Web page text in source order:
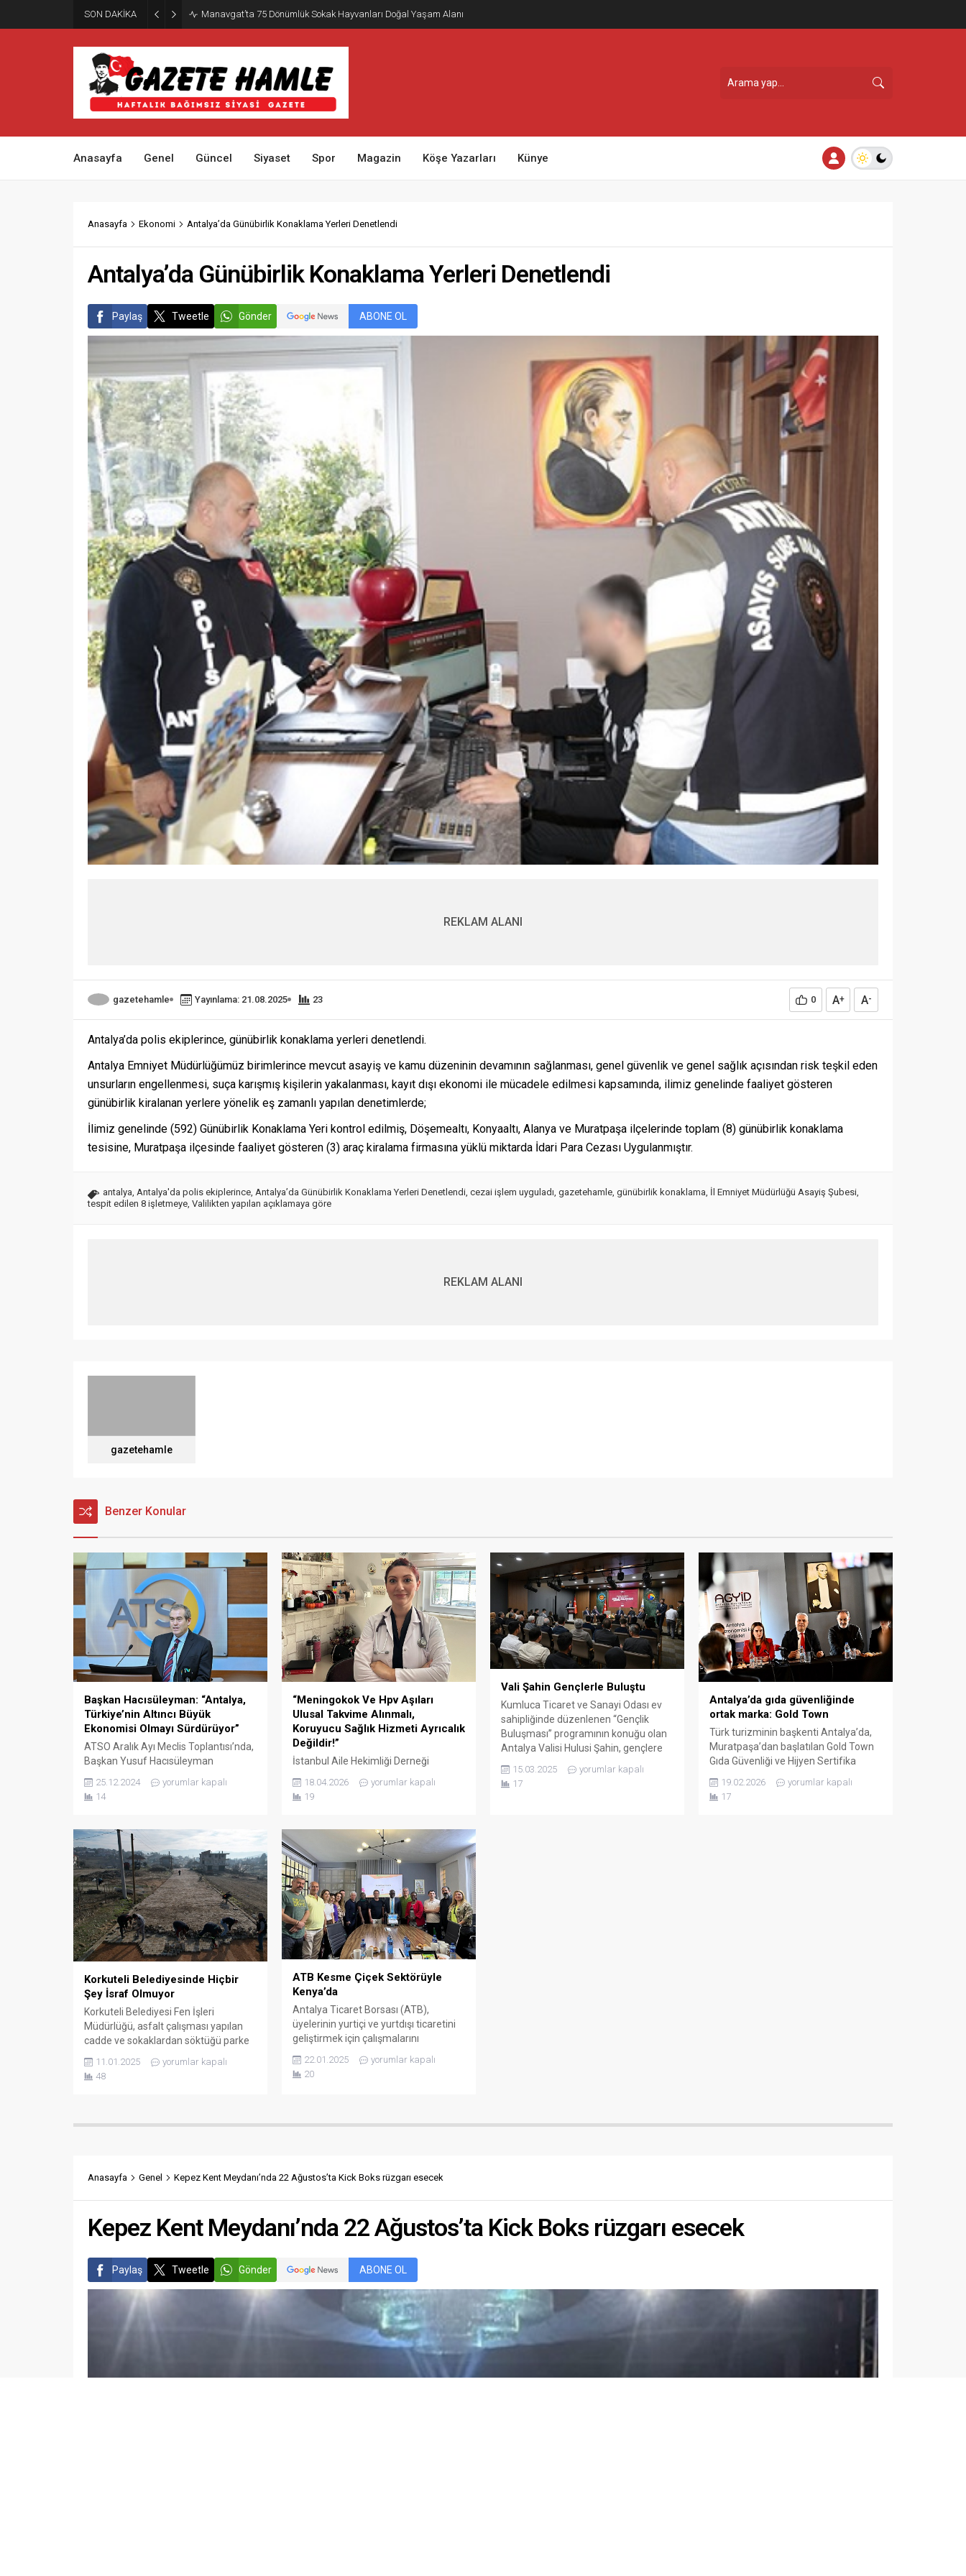
SON DAKİKA Manavgat’ta 75 Dönümlük Sokak Hayvanları Doğal Yaşam Alanı
Anasayfa Genel Güncel Siyaset Spor Magazin Köşe Yazarları Künye
Anasayfa Ekonomi Antalya’da Günübirlik Konaklama Yerleri Denetlendi
Antalya’da Günübirlik Konaklama Yerleri Denetlendi
Paylaş Tweetle Gönder ABONE OL
REKLAM ALANI
gazetehamle Yayınlama: 21.08.2025 23 0 A+ A-
Antalya’da polis ekiplerince, günübirlik konaklama yerleri denetlendi.
Antalya Emniyet Müdürlüğümüz birimlerince mevcut asayiş ve kamu düzeninin devamının sağlanması, genel güvenlik ve genel sağlık açısından risk teşkil eden
unsurların engellenmesi, suça karışmış kişilerin yakalanması, kayıt dışı ekonomi ile mücadele edilmesi kapsamında, ilimiz genelinde faaliyet gösteren
günübirlik kiralanan yerlere yönelik eş zamanlı yapılan denetimlerde;
İlimiz genelinde (592) Günübirlik Konaklama Yeri kontrol edilmiş, Döşemealtı, Konyaaltı, Alanya ve Muratpaşa ilçelerinde toplam (8) günübirlik konaklama
tesisine, Muratpaşa ilçesinde faaliyet gösteren (3) araç kiralama firmasına yüklü miktarda İdari Para Cezası Uygulanmıştır.
antalya Antalya'da polis ekiplerince Antalya’da Günübirlik Konaklama Yerleri Denetlendi cezai işlem uyguladı gazetehamle günübirlik konaklama İl Emniyet Müdürlüğü Asayiş Şubesi
tespit edilen 8 işletmeye Valilikten yapılan açıklamaya göre
REKLAM ALANI
gazetehamle
Benzer Konular
Başkan Hacısüleyman: “Antalya,
Türkiye’nin Altıncı Büyük
Ekonomisi Olmayı Sürdürüyor”
ATSO Aralık Ayı Meclis Toplantısı’nda,
Başkan Yusuf Hacısüleyman
performansını, 2025 öngörülerini ve
sektörlerin ihtiyaçlarını masaya yatırdı.
düzenlemeleri ve belediye kreşleriyle
özel sektör arasındaki dengenin
sağlanması gibi önemli konular öne
çıktı. Antalya Ticaret ve Sanayi Odası
(ATSO) Aralık Ayı Olağan Meclis
Toplantısı,...
25.12.2024
yorumlar kapalı
14
“Meningokok Ve Hpv Aşıları
Ulusal Takvime Alınmalı,
Koruyucu Sağlık Hizmeti Ayrıcalık
Değildir!”
İstanbul Aile Hekimliği Derneği
Nişli Kaya, son dönemde artış
gösteren meningokok menenjiti
engellere dikkat çekerek önemli
açıklamalarda bulundu. Dr. Kaya,
koruyucu hekimliğin önemini
vurgulayarak devletin bu konuda
sorumluluk alması gerektiğini belirtti.
Dr. Çınla Nişli Kaya açıklamasına şöyle
devametti: “Son dönemde özellikle...
18.04.2026
yorumlar kapalı
19
Vali Şahin Gençlerle Buluştu
Kumluca Ticaret ve Sanayi Odası ev
sahipliğinde düzenlenen “Gençlik
Buluşması” programının konuğu olan
Antalya Valisi Hulusi Şahin, gençlere
Hulusi Şahin, Kumluca Ticaret ve
Sanayi Odası tarafından düzenlenen
15.03.2025
yorumlar kapalı
17
Antalya’da gıda güvenliğinde
ortak marka: Gold Town
Türk turizminin başkenti Antalya’da,
Muratpaşa’dan başlatılan Gold Town
Gıda Güvenliği ve Hijyen Sertifika
oluşturma hedefiyle genişliyor. Turizm
ve yeme-içme sektöründe kalite
19.02.2026
yorumlar kapalı
17
Korkuteli Belediyesinde Hiçbir
Şey İsraf Olmuyor
Korkuteli Belediyesi Fen İşleri
Müdürlüğü, asfalt çalışması yapılan
cadde ve sokaklardan söktüğü parke
taşlarını kırsal mahallelerde
değerlendiriyor. Korkuteli Belediyesi
ilçedeki üst yapı çalışmalarına
merkezinde asfalt çalışması yapmak
Belediye Başkanı...
11.01.2025
yorumlar kapalı
48
ATB Kesme Çiçek Sektörüyle
Kenya’da
Antalya Ticaret Borsası (ATB),
üyelerinin yurtiçi ve yurtdışı ticaretini
geliştirmek için çalışmalarını
sürdürüyor. ATB üyeleri, Uluslararası
Rekabetçiliğin Geliştirilmesinin
Desteklenmesi (URGE) projesi
Antalya Ticaret Borsası’nın yürüttüğü
Afrika’nın çiçek üretim merkezi
22.01.2025
yorumlar kapalı
20
Anasayfa Genel Kepez Kent Meydanı’nda 22 Ağustos’ta Kick Boks rüzgarı esecek
Kepez Kent Meydanı’nda 22 Ağustos’ta Kick Boks rüzgarı esecek
Paylaş Tweetle Gönder ABONE OL